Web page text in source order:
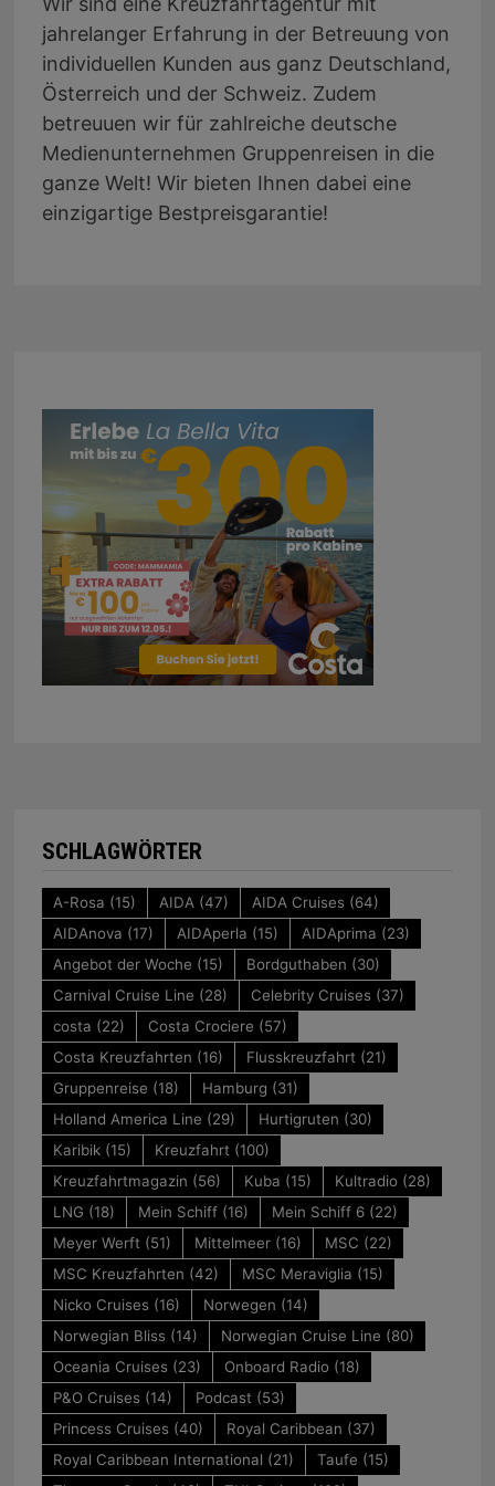
jahrelanger Erfahrung in der Betreuung von
individuellen Kunden aus ganz Deutschland,
Österreich und der Schweiz. Zudem
betreuuen wir für zahlreiche deutsche
Medienunternehmen Gruppenreisen in die
ganze Welt! Wir bieten Ihnen dabei eine
einzigartige Bestpreisgarantie!
SCHLAGWÖRTER
A-Rosa (15) AIDA (47) AIDA Cruises (64)
AIDAnova (17) AIDAperla (15) AIDAprima (23)
Angebot der Woche (15) Bordguthaben (30)
Carnival Cruise Line (28) Celebrity Cruises (37)
costa (22) Costa Crociere (57)
Costa Kreuzfahrten (16) Flusskreuzfahrt (21)
Gruppenreise (18) Hamburg (31)
Holland America Line (29) Hurtigruten (30)
Karibik(15) Kreuzfahrt (100)
Kreuzfahrtmagazin (56) Kuba (15) Kultradio(28)
LNG (18) Mein Schiff(16) Mein Schiff 6(22)
Meyer Werft (51) Mittelmeer(16) MSC (22)
MSC Kreuzfahrten (42) MSC Meraviglia (15)
Nicko Cruises (16) Norwegen (14)
Norwegian Bliss (14) Norwegian Cruise Line (80)
Oceania Cruises (23) Onboard Radio(18)
P&O Cruises (14) Podcast (53)
Princess Cruises (40) Royal Caribbean (37)
Royal Caribbean International (21) Taufe (15)